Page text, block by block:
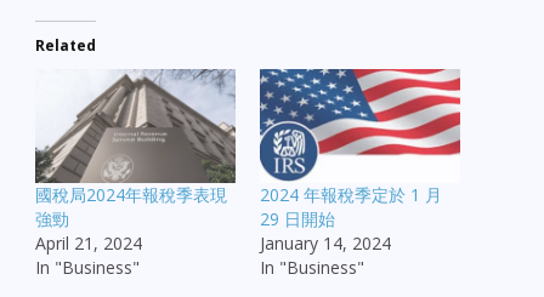
Related
國稅局2024年報稅季表現
強勁
April 21, 2024
In "Business"
2024 年報稅季定於 1 月
29 日開始
January 14, 2024
In "Business"